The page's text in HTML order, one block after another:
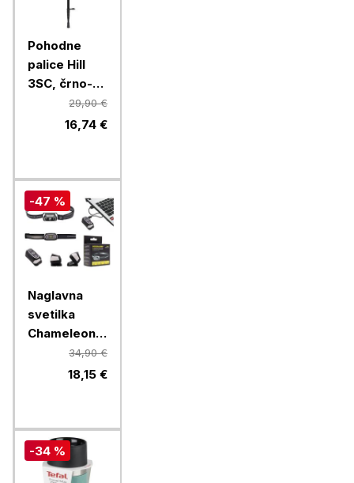
Pohodne
palice Hill
3SC, črno-
rdeče, 2/129,90 €
16,74 €
-47 %
Naglavna
svetilka
Chameleon
B2SX - LED
polnilna
- črna
34,90 €
18,15 €
-34 %